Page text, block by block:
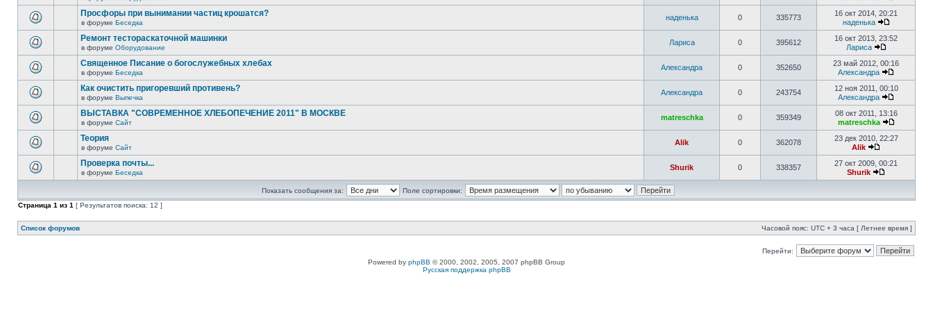
Просфоры при вынимании частиц крошатся?
в форуме Беседка
наденька 0 335773
16 окт 2014, 20:21
наденька
Ремонт тестораскаточной машинки
в форуме Оборудование
Лариса 0 395612
16 окт 2013, 23:52
Лариса
Священное Писание о богослужебных хлебах
в форуме Беседка
Александра 0 352650
23 май 2012, 00:16
Александра
Как очистить пригоревший противень?
в форуме Выпечка
Александра 0 243754
12 ноя 2011, 00:10
Александра
ВЫСТАВКА "СОВРЕМЕННОЕ ХЛЕБОПЕЧЕНИЕ 2011" В МОСКВЕ
в форуме Сайт
matreschka 0 359349
08 окт 2011, 13:16
matreschka
Теория
в форуме Сайт
Alik 0 362078
23 дек 2010, 22:27
Alik
Проверка почты...
в форуме Беседка
Shurik 0 338357
27 окт 2009, 00:21
Shurik
Показать сообщения за:
Поле сортировки:
Страница 1 из 1 [ Результатов поиска: 12 ]
Список форумов Часовой пояс: UTC + 3 часа [ Летнее время ]
Перейти:
Powered by phpBB © 2000, 2002, 2005, 2007 phpBB Group
Русская поддержка phpBB